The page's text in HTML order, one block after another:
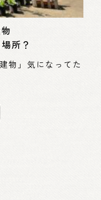
所？
物」気になってた